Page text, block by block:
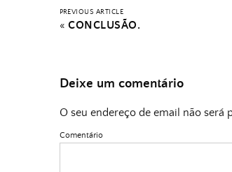
PREVIOUS ARTICLE
«CONCLUSÃO.
Deixe um comentário
O seu endereço de email não será
Comentário